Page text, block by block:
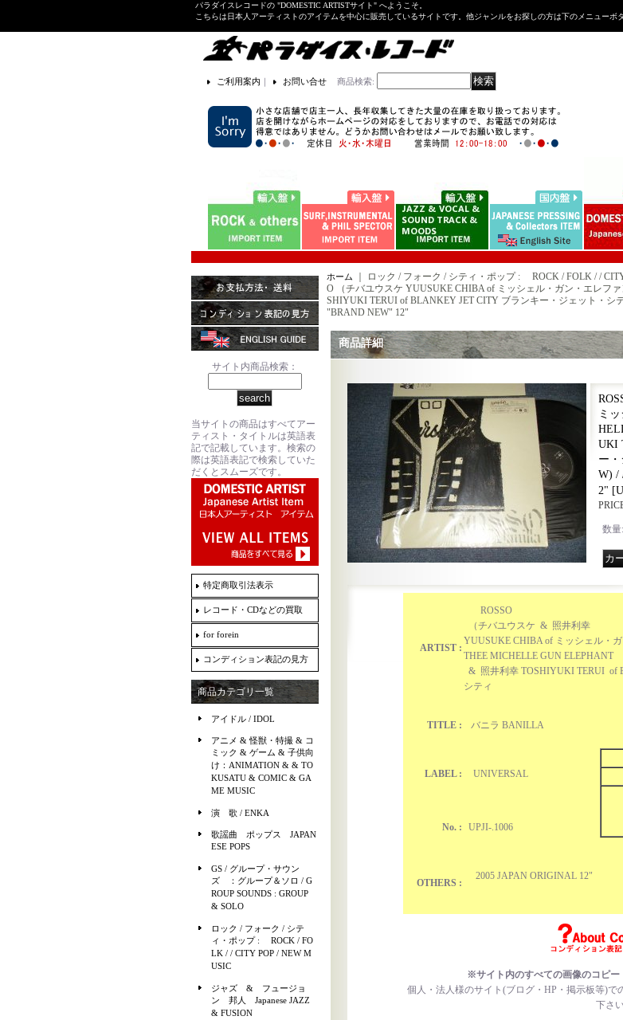
パラダイスレコードの "DOMESTIC ARTISTサイト" へようこそ。
こちらは日本人アーティストのアイテムを中心に販売しているサイトです。他ジャンルをお探しの方は下のメニューボ
ご利用案内 ｜ お問い合せ 商品検索:
サイト内商品検索：
当サイトの商品はすべてアー
ティスト・タイトルは英語表
記で記載しています。検索の
際は英語表記で検索していた
だくとスムーズです。
特定商取引法表示
レコード・CDなどの買取
for forein
コンディション表記の見方
商品カテゴリ一覧
アイドル / IDOL
アニメ & 怪獣・特撮 & コ
ミック & ゲーム & 子供向
け：ANIMATION & & TO
KUSATU & COMIC & GA
ME MUSIC
演 歌 / ENKA
歌謡曲 ポップス JAPAN
ESE POPS
GS / グループ・サウン
ズ ：グループ＆ソロ / G
ROUP SOUNDS : GROUP
& SOLO
ロック / フォーク / シテ
ィ・ポップ : ROCK / FO
LK / / CITY POP / NEW M
USIC
ジャズ & フュージョ
ン 邦人 Japanese JAZZ
& FUSION
ホーム ｜ ロック / フォーク / シティ・ポップ : ROCK / FOLK / /
O （チバユウスケ YUUSUKE CHIBA of ミッシェル・ガン・エレフ
SHIYUKI TERUI of BLANKEY JET CITY ブランキー・ジェット・シ
"BRAND NEW" 12"
商品詳細
ミ
UKI
ー
W) /
2" [
数量:
ARTIST :
ROSSO
（チバユウスケ & 照井利幸
YUUSUKE CHIBA of ミッシェル・
THEE MICHELLE GUN ELEPHANT
& 照井利幸 TOSHIYUKI TERUI of
シティ
TITLE : バニラ BANILLA
LABEL : UNIVERSAL
No. :
UPJI-.1006
OTHERS :
2005 JAPAN ORIGINAL 12"
※サイト内のすべての画像のコピー
個人・法人様のサイト(ブログ・HP・掲示板等)で
下さ